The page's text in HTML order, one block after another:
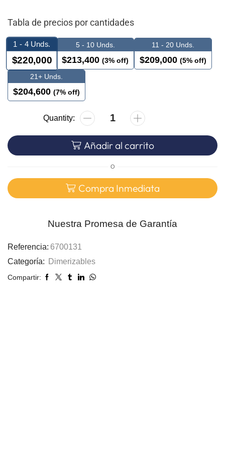
Tabla de precios por cantidades
1 - 4 Unds.
$220,000
5 - 10 Unds.
$213,400 (3% off)
11 - 20 Unds.
$209,000 (5% off)
21+ Unds.
$204,600 (7% off)
Añadir al carrito
O
Compra Inmediata
Nuestra Promesa de Garantía
Referencia: 6700131
Categoría:
Dimerizables
Compartir: